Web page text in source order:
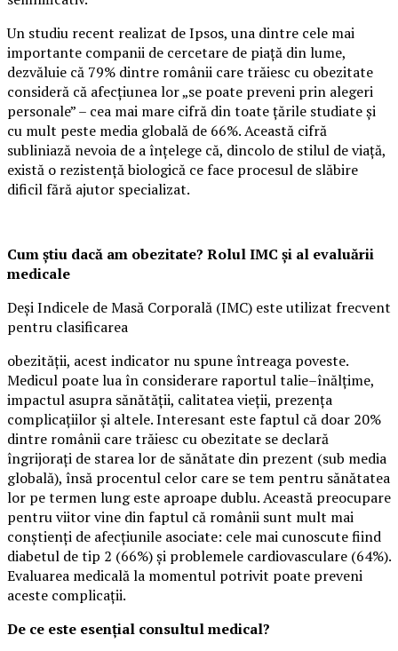
Un studiu recent realizat de Ipsos, una dintre cele mai
importante companii de cercetare de piață din lume,
dezvăluie că 79% dintre românii care trăiesc cu obezitate
consideră că afecțiunea lor „se poate preveni prin alegeri
personale” – cea mai mare cifră din toate țările studiate și
cu mult peste media globală de 66%. Această cifră
subliniază nevoia de a înțelege că, dincolo de stilul de viață,
există o rezistență biologică ce face procesul de slăbire
dificil fără ajutor specializat.
Cum știu dacă am obezitate? Rolul IMC și al evaluării
medicale
Deși Indicele de Masă Corporală (IMC) este utilizat frecvent
pentru clasificarea
obezității, acest indicator nu spune întreaga poveste.
Medicul poate lua în considerare raportul talie–înălțime,
impactul asupra sănătății, calitatea vieții, prezența
complicațiilor și altele. Interesant este faptul că doar 20%
dintre românii care trăiesc cu obezitate se declară
îngrijorați de starea lor de sănătate din prezent (sub media
globală), însă procentul celor care se tem pentru sănătatea
lor pe termen lung este aproape dublu. Această preocupare
pentru viitor vine din faptul că românii sunt mult mai
conștienți de afecțiunile asociate: cele mai cunoscute fiind
diabetul de tip 2 (66%) și problemele cardiovasculare (64%).
Evaluarea medicală la momentul potrivit poate preveni
aceste complicații.
De ce este esențial consultul medical?